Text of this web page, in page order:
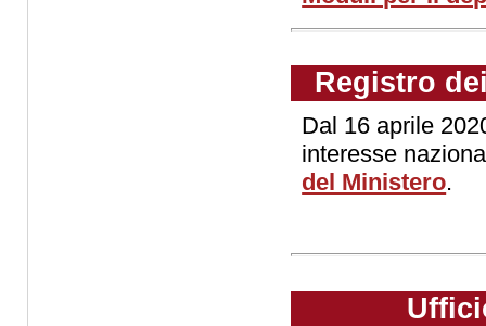
Registro
Dal 16 aprile
interesse
del Ministero.